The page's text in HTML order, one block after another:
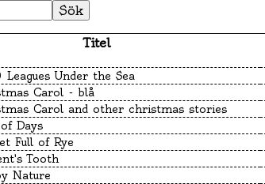
Sök
Titel
Under the Sea
Carol - blå
Carol and other christmas stories
Days
Full of Rye
Tooth
Nature